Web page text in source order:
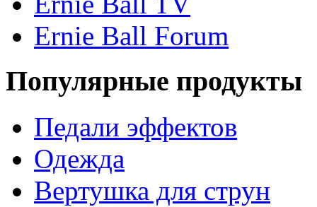
Ernie Ball Forum
Популярные продукты
Педали эффектов
Одежда
Вертушка для струн